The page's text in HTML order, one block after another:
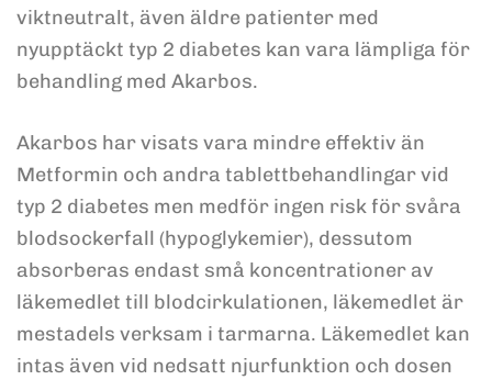
viktneutralt, även äldre patienter med
nyupptäckt typ 2 diabetes kan vara lämpliga för
behandling med Akarbos.
Akarbos har visats vara mindre effektiv än
Metformin och andra tablettbehandlingar vid
typ 2 diabetes men medför ingen risk för svåra
blodsockerfall (hypoglykemier), dessutom
absorberas endast små koncentrationer av
läkemedlet till blodcirkulationen, läkemedlet är
mestadels verksam i tarmarna. Läkemedlet kan
intas även vid nedsatt njurfunktion och dosen